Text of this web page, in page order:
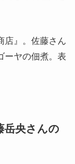
店』。佐藤さん
ーヤの佃煮。表
岳央さんの